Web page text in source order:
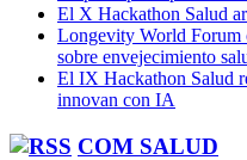
El X Hackathon Salud
Longevity World Forum
sobre envejecimiento
El IX Hackathon Salud
innovan con IA
COM SALUD